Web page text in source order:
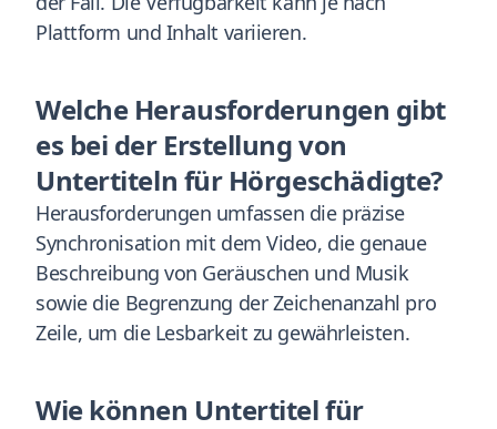
Plattform und Inhalt variieren.
Welche Herausforderungen gibt
es bei der Erstellung von
Untertiteln für Hörgeschädigte?
Herausforderungen umfassen die präzise
Synchronisation mit dem Video, die genaue
Beschreibung von Geräuschen und Musik
sowie die Begrenzung der Zeichenanzahl pro
Zeile, um die Lesbarkeit zu gewährleisten.
Wie können Untertitel für